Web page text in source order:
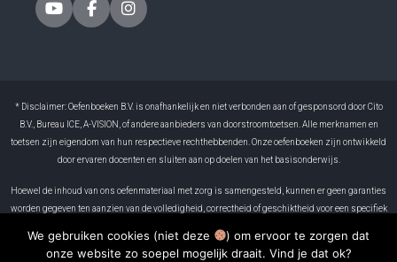
* Disclaimer: Oefenboeken B.V. is onafhankelijk en niet verbonden aan of gesponsord door Cito
B.V., Bureau ICE, A-VISION, of andere aanbieders van doorstroomtoetsen. Alle merknamen en
toetsen zijn eigendom van hun respectieve rechthebbenden. Onze oefenboeken zijn ontwikkeld
door ervaren docenten en sluiten aan op doelen van het basisonderwijs.
Hoewel de inhoud van ons oefenmateriaal met zorg is samengesteld, kunnen er geen garanties
worden gegeven ten aanzien van de volledigheid, correctheid of geschiktheid voor een specifiek
gevolgen die voortvloeien uit het gebruik ervan. Resultaten kunnen per leerling verschillen. Het
We gebruiken cookies (niet deze
) om ervoor te zorgen dat
onze website zo soepel mogelijk draait. Vind je dat ok?